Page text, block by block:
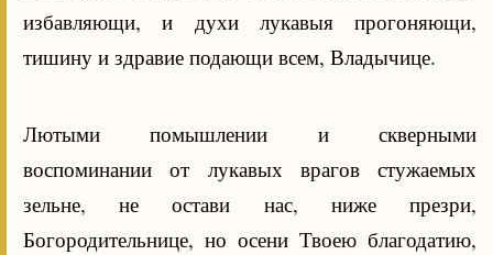
избавляющи, и духи лукавыя прогоняющи,
тишину и здравие подающи всем, Владычице.
Лютыми помышлении и скверными
воспоминании от лукавых врагов стужаемых
зельне, не остави нас, ниже презри,
Богородительнице, но осени Твоею благодатию,